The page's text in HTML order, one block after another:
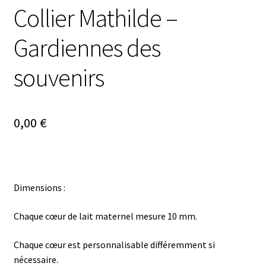
Collier Mathilde –
Gardiennes des
souvenirs
0,00 €
Dimensions :
Chaque cœur de lait maternel mesure 10 mm.
Chaque cœur est personnalisable différemment si
nécessaire.